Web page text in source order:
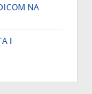
NA
I